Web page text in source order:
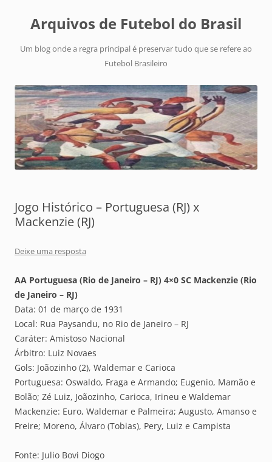
Arquivos de Futebol do Brasil
Um blog onde a regra principal é preservar tudo que se refere ao
Futebol Brasileiro
Jogo Histórico – Portuguesa (RJ) x
Mackenzie (RJ)
Deixe uma resposta
AA Portuguesa (Rio de Janeiro – RJ) 4×0 SC Mackenzie (Rio
de Janeiro – RJ)
Data: 01 de março de 1931
Local: Rua Paysandu, no Rio de Janeiro – RJ
Caráter: Amistoso Nacional
Árbitro: Luiz Novaes
Gols: Joãozinho (2), Waldemar e Carioca
Portuguesa: Oswaldo, Fraga e Armando; Eugenio, Mamão e
Bolão; Zé Luiz, Joãozinho, Carioca, Irineu e Waldemar
Mackenzie: Euro, Waldemar e Palmeira; Augusto, Amanso e
Freire; Moreno, Álvaro (Tobias), Pery, Luiz e Campista
Fonte: Julio Bovi Diogo